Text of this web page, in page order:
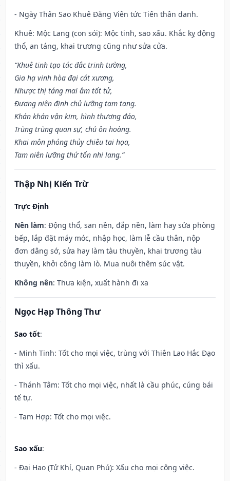
- Ngày Thân Sao Khuê Đăng Viên tức Tiến thân danh.
Khuê: Mộc Lang (con sói): Mộc tinh, sao xấu. Khắc kỵ động
thổ, an táng, khai trương cũng như sửa cửa.
“Khuê tinh tạo tác đắc trinh tường,
Gia hạ vinh hòa đại cát xương,
Nhược thị táng mai âm tốt tử,
Đương niên định chủ lưỡng tam tang.
Khán khán vận kim, hình thương đáo,
Trùng trùng quan sự, chủ ôn hoàng.
Khai môn phóng thủy chiêu tai họa,
Tam niên lưỡng thứ tổn nhi lang.”
Thập Nhị Kiến Trừ
Trực Định
Nên làm: Động thổ, san nền, đắp nền, làm hay sửa phòng
bếp, lắp đặt máy móc, nhập học, làm lễ cầu thân, nộp
đơn dâng sớ, sửa hay làm tàu thuyền, khai trương tàu
thuyền, khởi công làm lò. Mua nuôi thêm súc vật.
Không nên: Thưa kiện, xuất hành đi xa
Ngọc Hạp Thông Thư
Sao tốt:
- Minh Tinh: Tốt cho mọi việc, trùng với Thiên Lao Hắc Đạo
thì xấu.
- Thánh Tâm: Tốt cho mọi việc, nhất là cầu phúc, cúng bái
tế tự.
- Tam Hợp: Tốt cho mọi việc.
Sao xấu:
- Đại Hao (Tử Khí, Quan Phú): Xấu cho mọi công việc.